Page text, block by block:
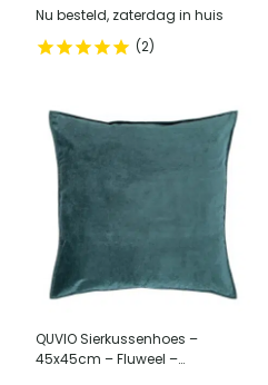
Nu besteld, zaterdag in huis
2
QUVIO Sierkussenhoes –
45x45cm – Fluweel –